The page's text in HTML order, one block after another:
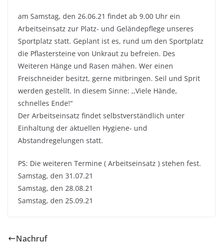
am Samstag, den 26.06.21 findet ab 9.00 Uhr ein
Arbeitseinsatz zur Platz- und Geländepflege unseres
Sportplatz statt. Geplant ist es, rund um den Sportplatz
die Pflastersteine von Unkraut zu befreien. Des
Weiteren Hänge und Rasen mähen. Wer einen
Freischneider besitzt, gerne mitbringen. Seil und Sprit
werden gestellt. In diesem Sinne: ,,Viele Hände,
schnelles Ende!“
Der Arbeitseinsatz findet selbstverständlich unter
Einhaltung der aktuellen Hygiene- und
Abstandregelungen statt.
PS: Die weiteren Termine ( Arbeitseinsatz ) stehen fest.
Samstag, den 31.07.21
Samstag, den 28.08.21
Samstag, den 25.09.21
Nachruf